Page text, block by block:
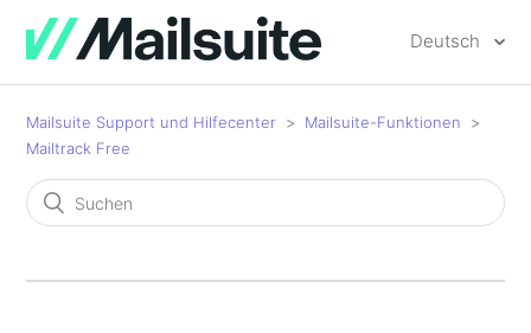
Deutsch
Mailsuite Support und Hilfecenter
Mailsuite-Funktionen
Mailtrack Free